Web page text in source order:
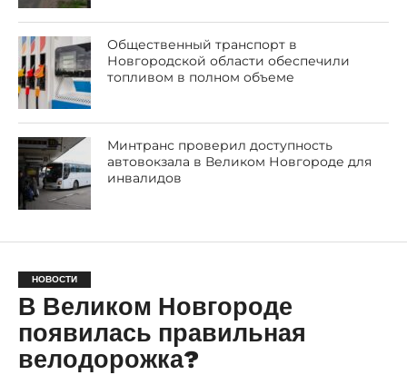
Общественный транспорт в
Новгородской области обеспечили
топливом в полном объеме
Минтранс проверил доступность
автовокзала в Великом Новгороде для
инвалидов
НОВОСТИ
В Великом Новгороде
появилась правильная
велодорожка?